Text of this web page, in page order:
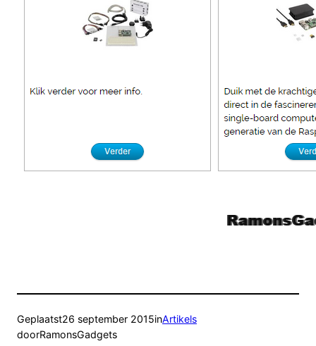
Geplaatst26 september 2015inArtikels
doorRamonsGadgets